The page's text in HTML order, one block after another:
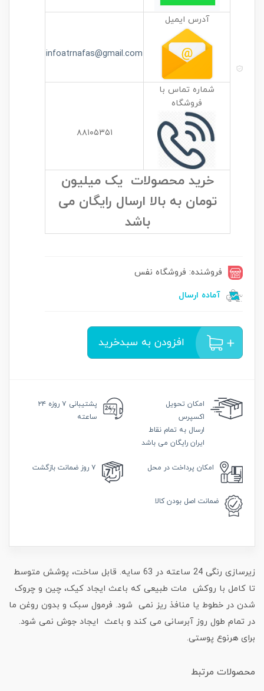
آدرس ایمیل
infoatrnafas@gmail.com
شماره تماس با
فروشگاه
۸۸۱۰۵۳۵۱
خرید محصولات یک میلیون
تومان به بالا ارسال رایگان می
باشد
فروشنده: فروشگاه نفس
آماده ارسال
افزودن به سبدخرید
امکان تحویل
اکسپرس
ارسال به تمام نقاط
ایران رایگان می باشد
پشتیبانی
۷ روزه ۲۴
ساعته
امکان پرداخت در محل ۷ روز ضمانت بازگشت
ضمانت اصل بودن کالا
زیرسازی رنگی 24 ساعته در 63 سایه. قابل ساخت، پوشش متوسط
تا کامل با روکش مات طبیعی که باعث ایجاد کیک، چین و چروک
شدن در خطوط یا منافذ ریز نمی شود. فرمول سبک و بدون روغن ما
در تمام طول روز آبرسانی می کند و باعث ایجاد جوش نمی شود.
برای هرنوع پوستی.
محصولات مرتبط